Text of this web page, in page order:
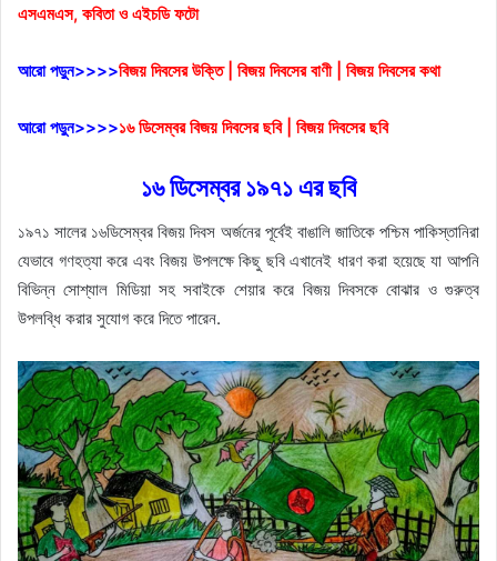
এসএমএস, কবিতা ও এইচডি ফটো
আরো পড়ুন>>>>বিজয় দিবসের উক্তি | বিজয় দিবসের বাণী | বিজয় দিবসের কথা
আরো পড়ুন>>>>১৬ ডিসেম্বর বিজয় দিবসের ছবি | বিজয় দিবসের ছবি
১৬ ডিসেম্বর ১৯৭১ এর ছবি
১৯৭১ সালের ১৬ডিসেম্বর বিজয় দিবস অর্জনের পূর্বেই বাঙালি জাতিকে পশ্চিম পাকিস্তানিরা
যেভাবে গণহত্যা করে এবং বিজয় উপলক্ষে কিছু ছবি এখানেই ধারণ করা হয়েছে যা আপনি
বিভিন্ন সোশ্যাল মিডিয়া সহ সবাইকে শেয়ার করে বিজয় দিবসকে বোঝার ও গুরুত্ব
উপলব্ধি করার সুযোগ করে দিতে পারেন.